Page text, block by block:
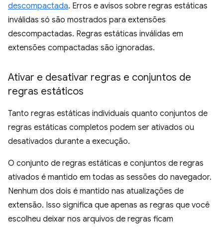
descompactada. Erros e avisos sobre regras estáticas
inválidas só são mostrados para extensões
descompactadas. Regras estáticas inválidas em
extensões compactadas são ignoradas.
Ativar e desativar regras e conjuntos de
regras estáticos
Tanto regras estáticas individuais quanto conjuntos de
regras estáticas completos podem ser ativados ou
desativados durante a execução.
O conjunto de regras estáticas e conjuntos de regras
ativados é mantido em todas as sessões do navegador.
Nenhum dos dois é mantido nas atualizações de
extensão. Isso significa que apenas as regras que você
escolheu deixar nos arquivos de regras ficam